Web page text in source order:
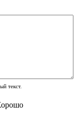
текст.